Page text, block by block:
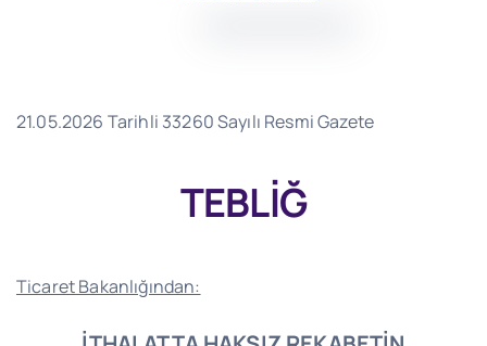
21.05.2026 Tarihli 33260 Sayılı Resmi Gazete
TEBLİĞ
Ticaret Bakanlığından: